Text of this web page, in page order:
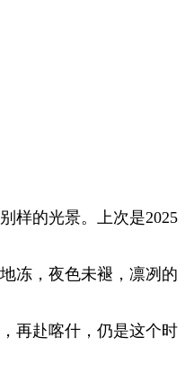
样的光景。上次是2025
冻，夜色未褪，凛冽的
再赴喀什，仍是这个时